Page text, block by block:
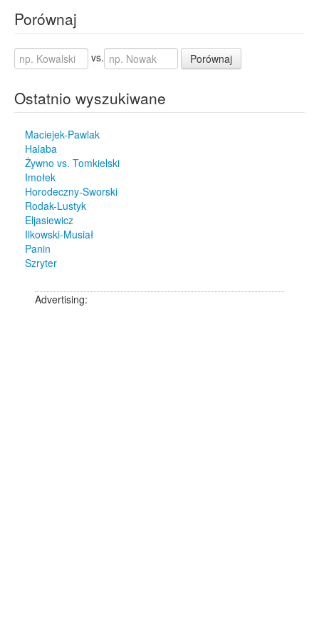
Porównaj
vs. Porównaj
Ostatnio wyszukiwane
Maciejek-Pawlak
Halaba
Żywno vs. Tomkielski
Imołek
Horodeczny-Sworski
Rodak-Lustyk
Eljasiewicz
Ilkowski-Musiał
Panin
Szryter
Advertising: